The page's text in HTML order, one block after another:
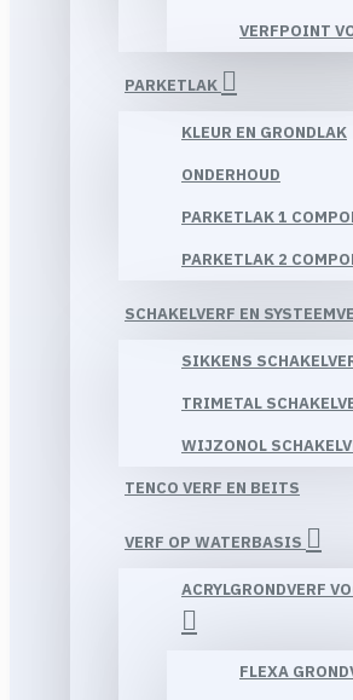
VERFPOINT
PARKETLAK
KLEUR EN GRONDLAK
ONDERHOUD
PARKETLAK 1
PARKETLAK 2
SCHAKELVERF EN
SIKKENS
TRIMETAL
WIJZONOL
TENCO VERF EN BEITS
VERF OP WATERBASIS
ACRYLGRONDVERF
FLEXA